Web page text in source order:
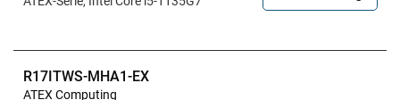
R17ITWS-MHA1-EX
ATEX Computing